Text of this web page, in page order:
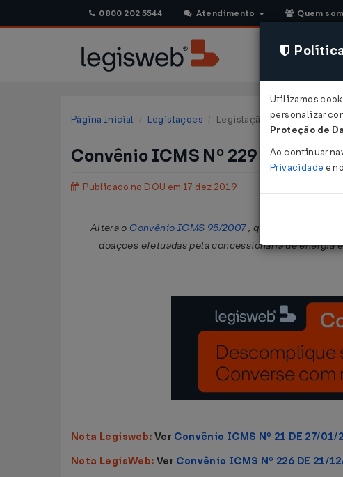
0800 202 5544 Atendimento Quem
Página Inicial Legislações Legislação Federal
Convênio ICMS Nº 229 DE 13/
Publicado no DOU em 17 dez 2019
Altera o Convênio ICMS 95/2007, que autoriza o
doações efetuadas pela concessionária de
Nota Legisweb: Ver Convênio ICMS Nº 21 DE 27/01/
Nota LegisWeb: Ver Convênio ICMS Nº 226 DE 21/
Utilizamos
personalizar
Proteção de
Ao continuar
Privacidade e